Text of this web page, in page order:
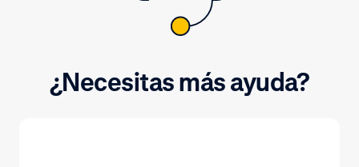
¿Necesitas más ayuda?